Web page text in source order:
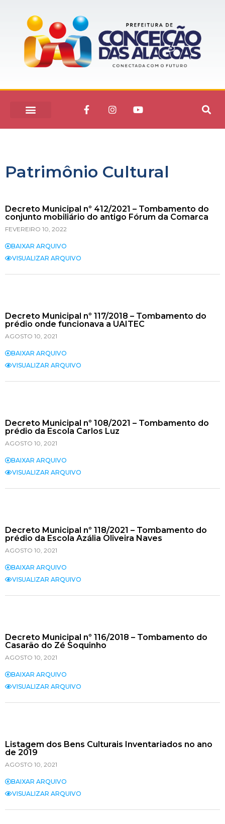
Patrimônio Cultural
Decreto Municipal nº 412/2021 – Tombamento do
conjunto mobiliário do antigo Fórum da Comarca
FEVEREIRO 10, 2022
BAIXAR ARQUIVO
VISUALIZAR ARQUIVO
Decreto Municipal nº 117/2018 – Tombamento do
prédio onde funcionava a UAITEC
AGOSTO 10, 2021
BAIXAR ARQUIVO
VISUALIZAR ARQUIVO
Decreto Municipal nº 108/2021 – Tombamento do
prédio da Escola Carlos Luz
AGOSTO 10, 2021
BAIXAR ARQUIVO
VISUALIZAR ARQUIVO
Decreto Municipal nº 118/2021 – Tombamento do
prédio da Escola Azália Oliveira Naves
AGOSTO 10, 2021
BAIXAR ARQUIVO
VISUALIZAR ARQUIVO
Decreto Municipal nº 116/2018 – Tombamento do
Casarão do Zé Soquinho
AGOSTO 10, 2021
BAIXAR ARQUIVO
VISUALIZAR ARQUIVO
Listagem dos Bens Culturais Inventariados no ano
de 2019
AGOSTO 10, 2021
BAIXAR ARQUIVO
VISUALIZAR ARQUIVO